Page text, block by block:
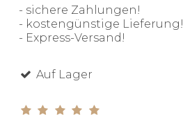
- sichere Zahlungen!
- kostengünstige Lieferung!
- Express-Versand!
Auf Lager